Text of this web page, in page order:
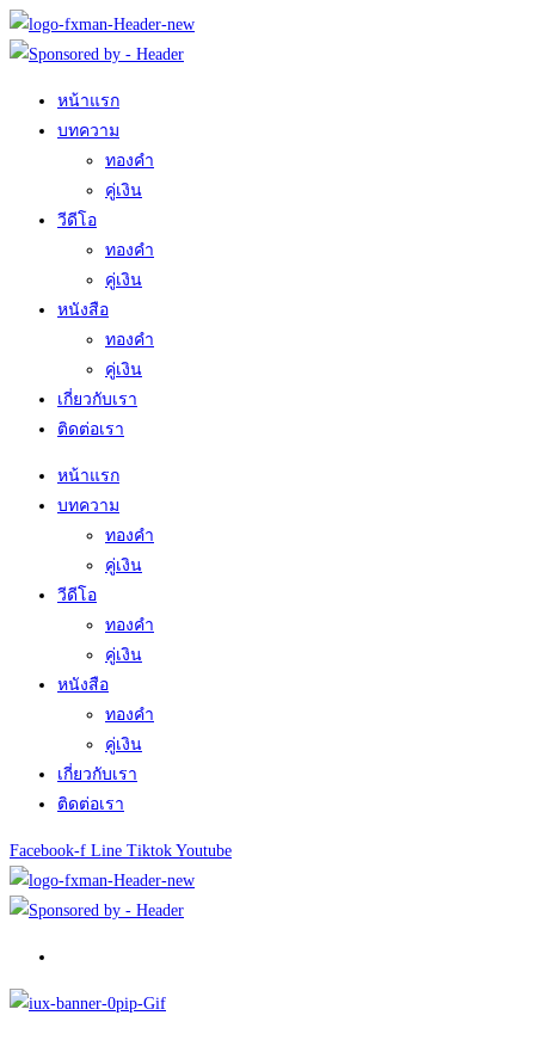
Skip
to
หน้าแรก
บทความ
ทองคำ
คู่เงิน
วีดีโอ
ทองคำ
คู่เงิน
หนังสือ
ทองคำ
คู่เงิน
เกี่ยวกับเรา
ติดต่อเรา
หน้าแรก
บทความ
ทองคำ
คู่เงิน
วีดีโอ
ทองคำ
คู่เงิน
หนังสือ
ทองคำ
คู่เงิน
เกี่ยวกับเรา
ติดต่อเรา
Facebook-f Line Tiktok Youtube